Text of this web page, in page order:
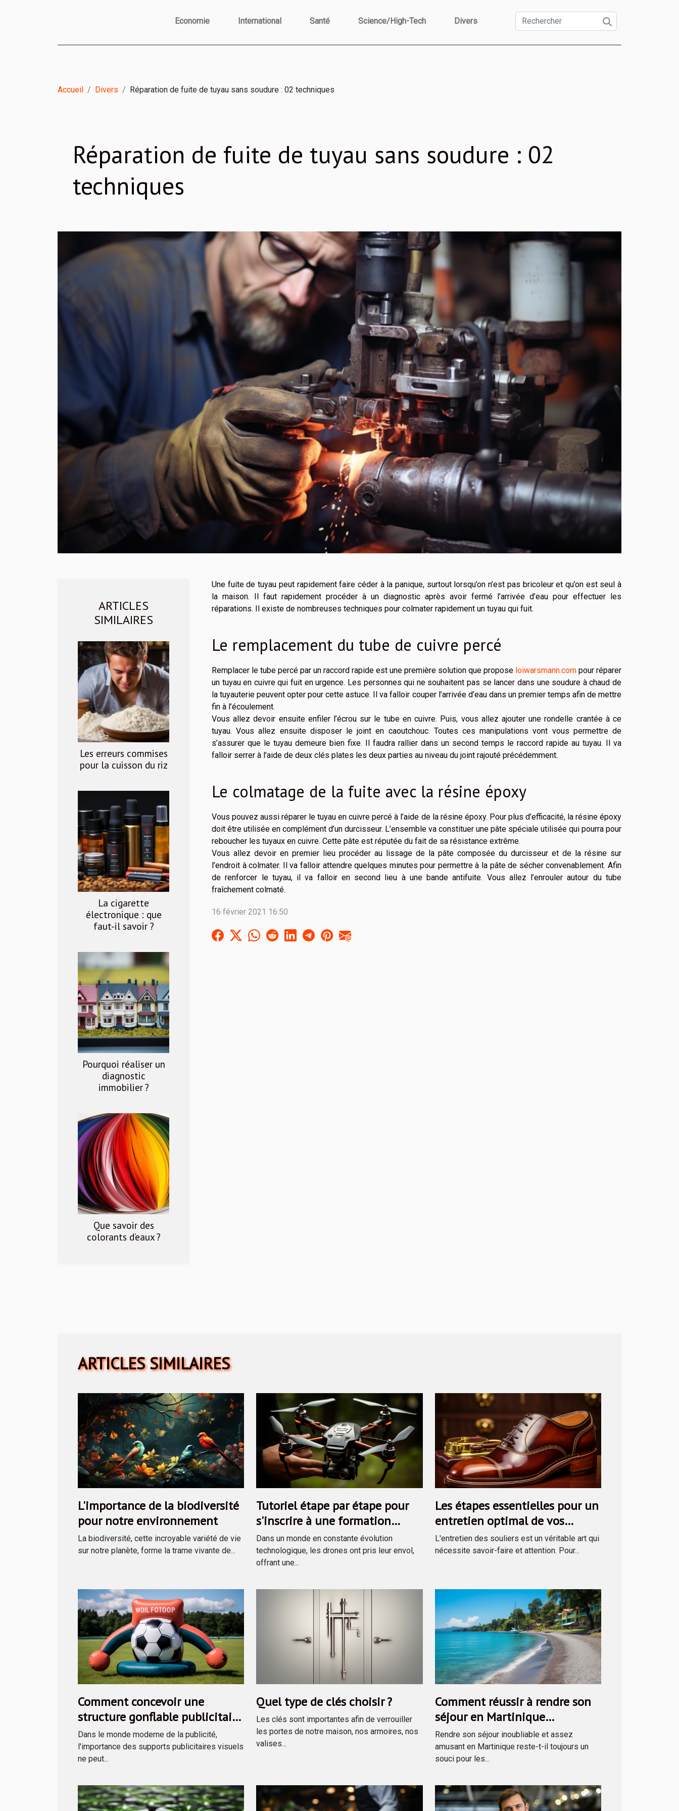
Economie International Santé Science/High-Tech Divers
Accueil Divers Réparation de fuite de tuyau sans soudure : 02 techniques
Réparation de fuite de tuyau sans soudure : 02
techniques
ARTICLES
SIMILAIRES
Les erreurs commises
pour la cuisson du riz
La cigarette
électronique : que
faut-il savoir ?
Pourquoi réaliser un
diagnostic
immobilier ?
Que savoir des
colorants d’eaux ?
Une fuite de tuyau peut rapidement faire céder à la panique, surtout lorsqu’on n’est pas bricoleur et qu’on est seul à
la maison. Il faut rapidement procéder à un diagnostic après avoir fermé l’arrivée d’eau pour effectuer les
réparations. Il existe de nombreuses techniques pour colmater rapidement un tuyau qui fuit.
Le remplacement du tube de cuivre percé
Remplacer le tube percé par un raccord rapide est une première solution que propose loiwarsmann.com pour réparer
un tuyau en cuivre qui fuit en urgence. Les personnes qui ne souhaitent pas se lancer dans une soudure à chaud de
la tuyauterie peuvent opter pour cette astuce. Il va falloir couper l’arrivée d’eau dans un premier temps afin de mettre
fin à l’écoulement.
Vous allez devoir ensuite enfiler l’écrou sur le tube en cuivre. Puis, vous allez ajouter une rondelle crantée à ce
tuyau. Vous allez ensuite disposer le joint en caoutchouc. Toutes ces manipulations vont vous permettre de
s’assurer que le tuyau demeure bien fixe. Il faudra rallier dans un second temps le raccord rapide au tuyau. Il va
falloir serrer à l’aide de deux clés plates les deux parties au niveau du joint rajouté précédemment.
Le colmatage de la fuite avec la résine époxy
Vous pouvez aussi réparer le tuyau en cuivre percé à l’aide de la résine époxy. Pour plus d’efficacité, la résine époxy
doit être utilisée en complément d’un durcisseur. L’ensemble va constituer une pâte spéciale utilisée qui pourra pour
reboucher les tuyaux en cuivre. Cette pâte est réputée du fait de sa résistance extrême.
Vous allez devoir en premier lieu procéder au lissage de la pâte composée du durcisseur et de la résine sur
l’endroit à colmater. Il va falloir attendre quelques minutes pour permettre à la pâte de sécher convenablement. Afin
de renforcer le tuyau, il va falloir en second lieu à une bande antifuite. Vous allez l’enrouler autour du tube
fraîchement colmaté.
16 février 2021 16:50
ARTICLES SIMILAIRES
L'importance de la biodiversité
pour notre environnement
La biodiversité, cette incroyable variété de vie
sur notre planète, forme la trame vivante de...
Tutoriel étape par étape pour
s'inscrire à une formation
drone via le CPF
Dans un monde en constante évolution
technologique, les drones ont pris leur envol,
offrant une...
Les étapes essentielles pour un
entretien optimal de vos
souliers avec un kit de cirage
L'entretien des souliers est un véritable art qui
nécessite savoir-faire et attention. Pour...
Comment concevoir une
structure gonflable publicitaire
efficace
Dans le monde moderne de la publicité,
l'importance des supports publicitaires visuels
ne peut...
Quel type de clés choisir ?
Les clés sont importantes afin de verrouiller
les portes de notre maison, nos armoires, nos
valises...
Comment réussir à rendre son
séjour en Martinique
inoubliable ?
Rendre son séjour inoubliable et assez
amusant en Martinique reste-t-il toujours un
souci pour les...